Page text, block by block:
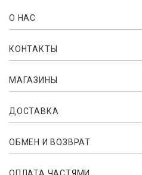
О НАС
КОНТАКТЫ
МАГАЗИНЫ
ДОСТАВКА
ОБМЕН И ВОЗВРАТ
ОПЛАТА ЧАСТЯМИ